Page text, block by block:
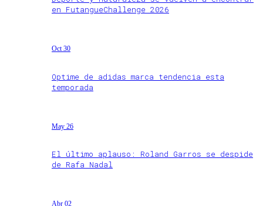
en FutangueChallenge 2026
Oct 30
Optime de adidas marca tendencia esta
temporada
May 26
El último aplauso: Roland Garros se despide
de Rafa Nadal
Abr 02